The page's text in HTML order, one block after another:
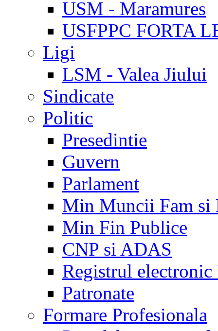
USM - Maramures
USFPPC FORTA
Ligi
LSM - Valea Jiului
Sindicate
Politic
Presedintie
Guvern
Parlament
Min Muncii Fam si
Min Fin Publice
CNP si ADAS
Registrul electronic
Patronate
Formare Profesionala